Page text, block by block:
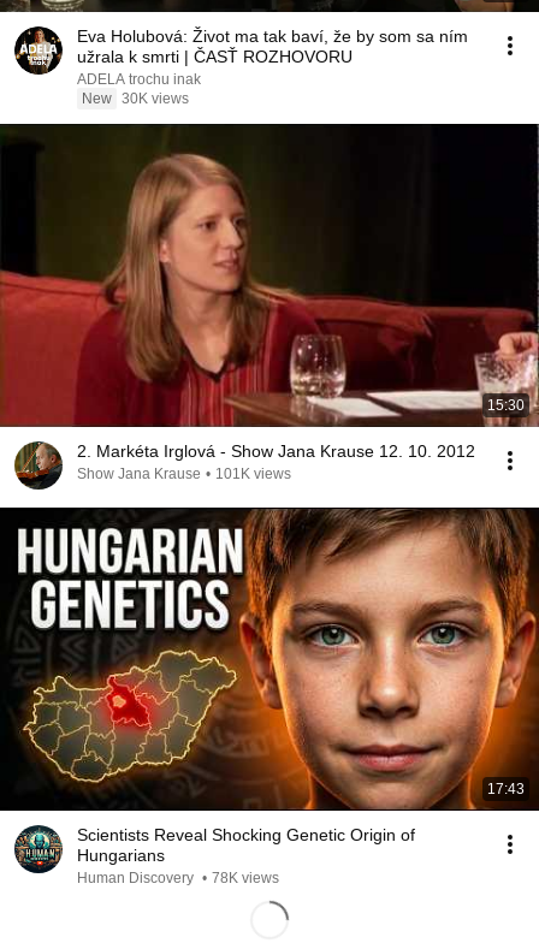
Eva Holubová: Život ma tak baví, že by som sa ním
užrala k smrti | ČASŤ ROZHOVORU
ADELA trochu inak
New 30K views
15:30
2. Markéta Irglová - Show Jana Krause 12. 10. 2012
Show Jana Krause • 101K views
17:43
Scientists Reveal Shocking Genetic Origin of
Hungarians
Human Discovery • 78K views